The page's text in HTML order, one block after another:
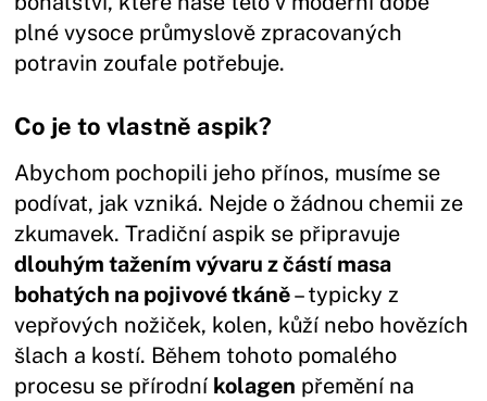
plné vysoce průmyslově zpracovaných
potravin zoufale potřebuje.
Co je to vlastně aspik?
Abychom pochopili jeho přínos, musíme se
podívat, jak vzniká. Nejde o žádnou chemii ze
zkumavek. Tradiční aspik se připravuje
dlouhým tažením vývaru z částí masa
bohatých na pojivové tkáně– typicky z
vepřových nožiček, kolen, kůží nebo hovězích
šlach a kostí. Během tohoto pomalého
procesu se přírodní kolagen přemění na